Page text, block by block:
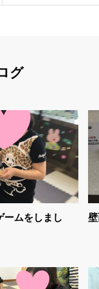
グ
ームをしまし